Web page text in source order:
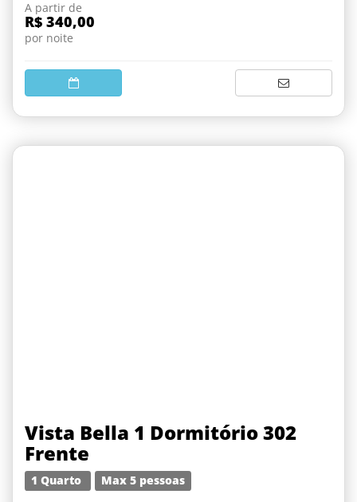
A partir de
R$ 340,00
por noite
Vista Bella 1 Dormitório 302
Frente
1 Quarto Max 5 pessoas